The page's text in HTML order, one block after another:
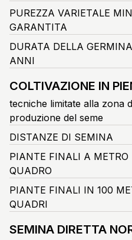
PUREZZA VARIETALE
GARANTITA
DURATA DELLA
ANNI
COLTIVAZIONE IN
tecniche limitate alla zona
produzione del seme
DISTANZE DI SEMINA
PIANTE FINALI A METRO
QUADRO
PIANTE FINALI IN 100
QUADRI
SEMINA DIRETTA